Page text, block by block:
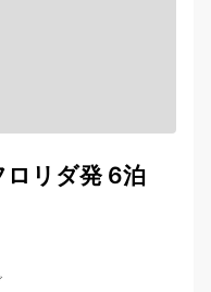
ロリダ発 6泊